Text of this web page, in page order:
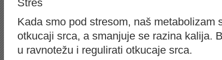
Stres
Kada smo pod stresom, naš metabolizam
otkucaji srca, a smanjuje se razina kalija.
u ravnotežu i regulirati otkucaje srca.